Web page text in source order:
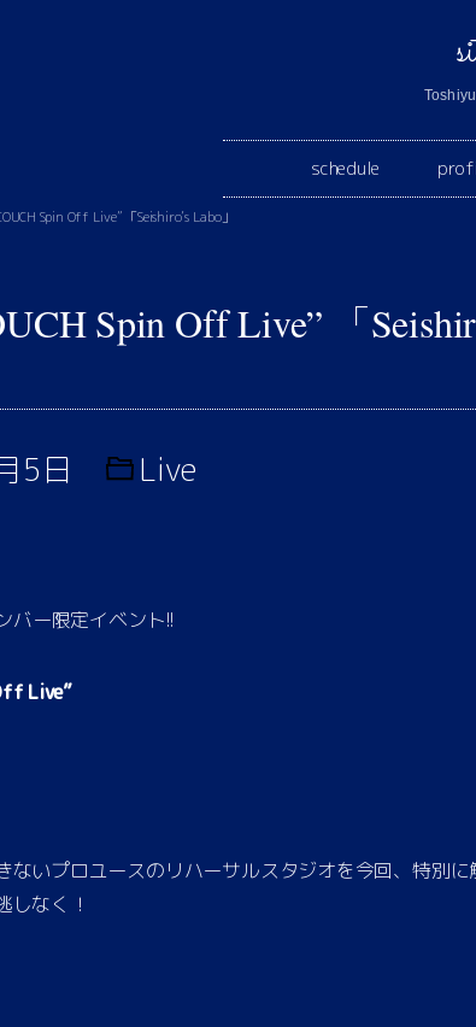
schedule
Spin Off Live” 「Seishiro’s Labo」
Spin Off Live” 「
5日 Live
バー限定イベント!!
Live”
ないプロユースのリハーサルスタジオを今回、特別に
しなく！